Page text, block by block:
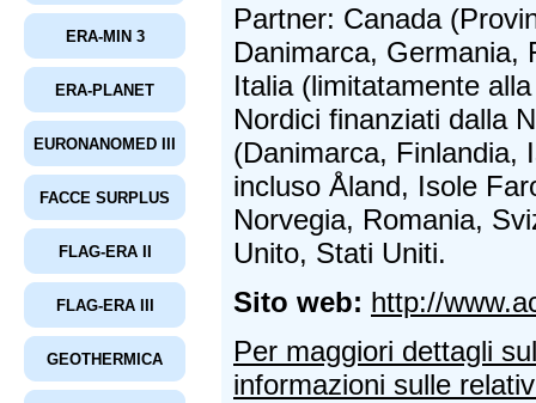
ERA-MIN 3
ERA-PLANET
EURONANOMED III
FACCE SURPLUS
FLAG-ERA II
FLAG-ERA III
GEOTHERMICA
Partner: Canada
Danimarca, Germania,
Italia (limitatamente
Nordici finanziati dalla
(Danimarca, Finlandia,
incluso Åland, Isole
Norvegia, Romania,
Unito, Stati Uniti.
Sito web: http://
Per maggiori dettagli
informazioni sulle